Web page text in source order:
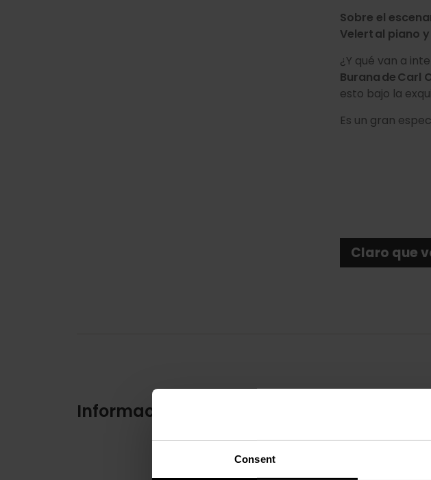
Consent
Sobre el
Velert al piano
¿Y qué van a
Burana de Carl
esto bajo la
Es un gran
Claro que
Información práctica
Horarios